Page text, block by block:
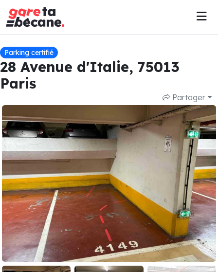
Parking certifié
28 Avenue d'Italie, 75013
Paris
Partager